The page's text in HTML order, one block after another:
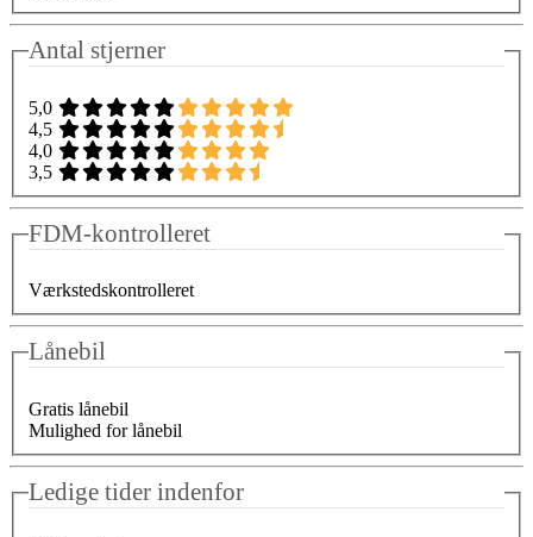
Antal stjerner
5,0
4,5
4,0
3,5
FDM-kontrolleret
Værkstedskontrolleret
Lånebil
Gratis lånebil
Mulighed for lånebil
Ledige tider indenfor